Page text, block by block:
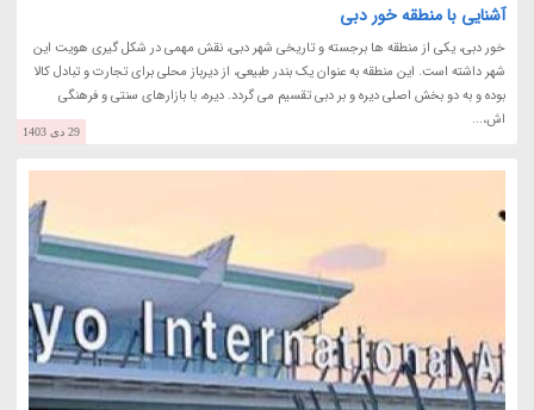
آشنایی با منطقه خور دبی
خور دبی، یکی از منطقه ها برجسته و تاریخی شهر دبی، نقش مهمی در شکل گیری هویت این
شهر داشته است. این منطقه به عنوان یک بندر طبیعی، از دیرباز محلی برای تجارت و تبادل کالا
بوده و به دو بخش اصلی دیره و بر دبی تقسیم می گردد. دیره، با بازارهای سنتی و فرهنگی
اش،...
29 دی 1403